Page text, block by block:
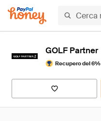
GOLF Partner
Recupero del 6%